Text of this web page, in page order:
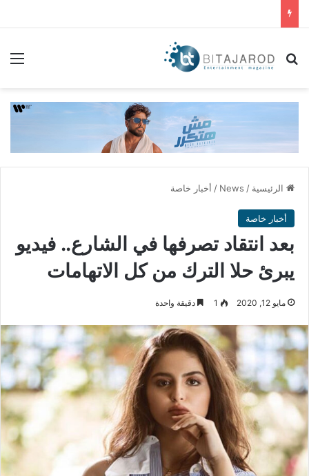
بحث عن
الرئيسية /
News
/ أخبار خاصة
أخبار خاصة
بعد انتقاد تصرفها في الشارع.. فيديو
يبرئ حلا الترك من كل الاتهامات
مايو 12, 2020 1 دقيقة واحدة